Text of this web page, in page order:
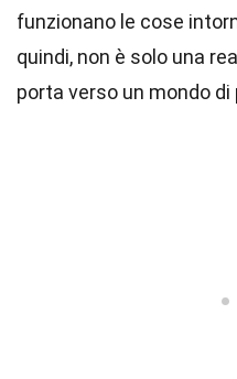
funzionano le cose
quindi, non è solo una
porta verso un mondo